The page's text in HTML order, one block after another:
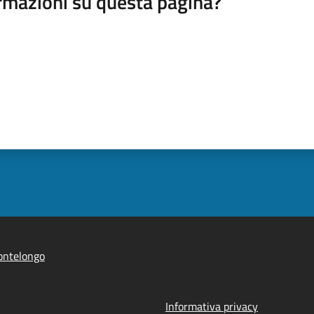
Informativa privacy